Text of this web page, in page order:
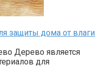
защиты дома от влаги
Дерево является
для